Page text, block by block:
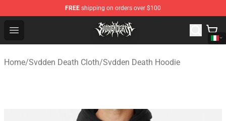
FREE shipping on orders over $100
Open menu
Svdden Death Shop - Official Svdden Death
Home/Svdden Death Cloth/Svdden Death Hoodie